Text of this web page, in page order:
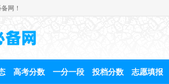
网！
高考分数 一分一段 投档分数 志愿填报